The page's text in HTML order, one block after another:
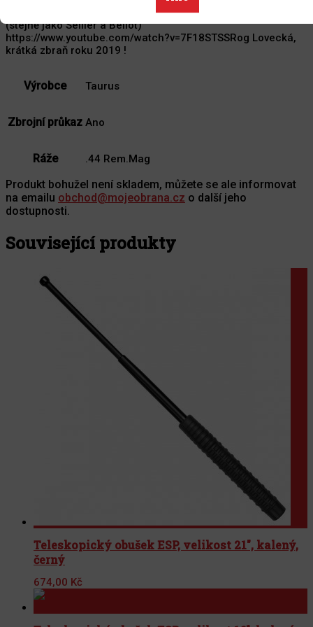
otevřené v roce 2016, která je součástí koncernu CBS
(stejně jako Sellier a Bellot)
https://www.youtube.com/watch?v=7F18STSSRog Lovecká,
krátká zbraň roku 2019 !
Výrobce Taurus
Zbrojní průkaz Ano
Ráže .44 Rem.Mag
Produkt bohužel není skladem, můžete se ale informovat
na emailu obchod@mojeobrana.cz o další jeho
dostupnosti.
Související produkty
Teleskopický obušek ESP, velikost 21", kalený,
černý
674,00 Kč